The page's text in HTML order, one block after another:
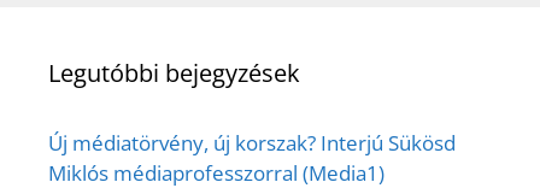
Legutóbbi bejegyzések
Új médiatörvény, új korszak? Interjú Sükösd
Miklós médiaprofesszorral (Media1)